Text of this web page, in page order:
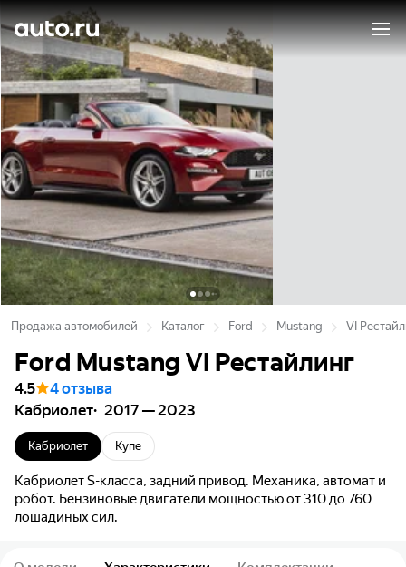
Продажа автомобилей Каталог Ford Mustang VI
Ford Mustang VI Рестайлинг
4.5
4 отзыва
Кабриолет 2017 — 2023
Кабриолет Купе
Кабриолет S-класса, задний привод. Механика, автомат и
робот. Бензиновые двигатели мощностью от 310 до 760
лошадиных сил.